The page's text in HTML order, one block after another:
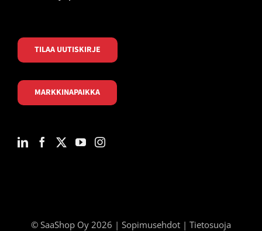
TILAA UUTISKIRJE
MARKKINAPAIKKA
© SaaShop Oy 2026 | Sopimusehdot | Tietosuoja